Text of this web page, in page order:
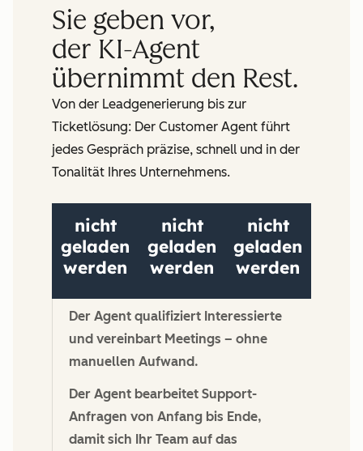
Sie geben vor,
der KI-Agent
übernimmt den Rest.
Von der Leadgenerierung bis zur
Ticketlösung: Der Customer Agent führt
jedes Gespräch präzise, schnell und in der
Tonalität Ihres Unternehmens.
Der Agent qualifiziert Interessierte
und vereinbart Meetings – ohne
manuellen Aufwand.
Der Agent bearbeitet Support-
Anfragen von Anfang bis Ende,
damit sich Ihr Team auf das